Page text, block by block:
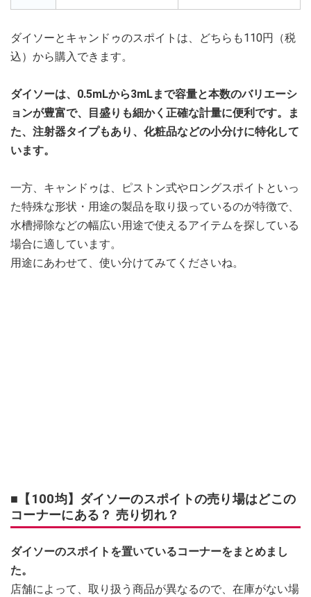
ダイソーとキャンドゥのスポイトは、どちらも110円（税
込）から購入できます。
ダイソーは、0.5mLから3mLまで容量と本数のバリエーシ
ョンが豊富で、目盛りも細かく正確な計量に便利です。ま
た、注射器タイプもあり、化粧品などの小分けに特化して
います。
一方、キャンドゥは、ピストン式やロングスポイトといっ
た特殊な形状・用途の製品を取り扱っているのが特徴で、
水槽掃除などの幅広い用途で使えるアイテムを探している
場合に適しています。
用途にあわせて、使い分けてみてくださいね。
■【100均】ダイソーのスポイトの売り場はどこの
コーナーにある？ 売り切れ？
ダイソーのスポイトを置いているコーナーをまとめまし
た。
店舗によって、取り扱う商品が異なるので、在庫がない場